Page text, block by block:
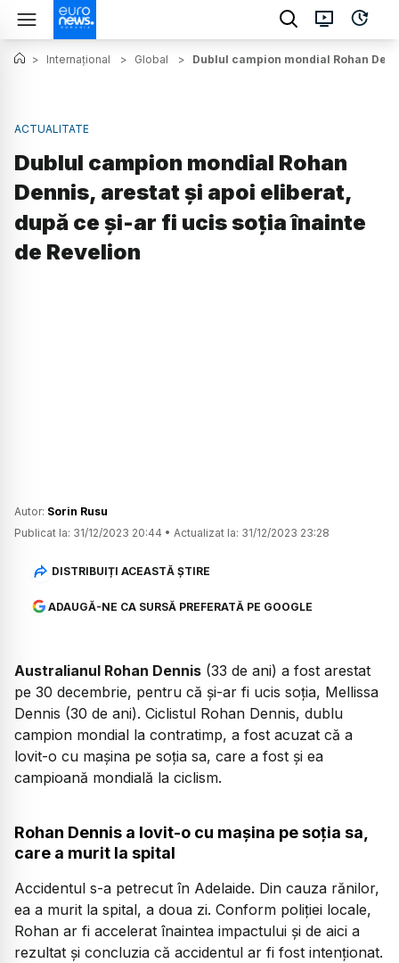
> Internațional > Global > Dublul campion mondial Rohan
ACTUALITATE
Dublul campion mondial Rohan
Dennis, arestat și apoi eliberat,
după ce și-ar fi ucis soția înainte
de Revelion
Autor: Sorin Rusu
Publicat la: 31/12/2023 20:44 • Actualizat la: 31/12/2023 23:28
DISTRIBUIȚI ACEASTĂ ȘTIRE
ADAUGĂ-NE CA SURSĂ PREFERATĂ PE GOOGLE
Australianul Rohan Dennis (33 de ani) a fost arestat
pe 30 decembrie, pentru că și-ar fi ucis soția, Mellissa
Dennis (30 de ani). Ciclistul Rohan Dennis, dublu
campion mondial la contratimp, a fost acuzat că a
lovit-o cu mașina pe soția sa, care a fost și ea
campioană mondială la ciclism.
Rohan Dennis a lovit-o cu mașina pe soția sa,
care a murit la spital
Accidentul s-a petrecut în Adelaide. Din cauza rănilor,
ea a murit la spital, a doua zi. Conform poliției locale,
Rohan ar fi accelerat înaintea impactului și de aici a
rezultat și concluzia că accidentul ar fi fost intenționat.